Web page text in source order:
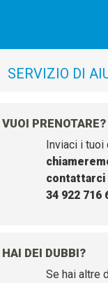
SERVIZIO DI
VUOI PRENOTARE?
Inviaci i tuoi
34 922 716
HAI DEI DUBBI?
Se hai altre